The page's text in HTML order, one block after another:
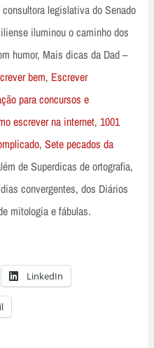
legislativa do Senado
iluminou o caminho dos
humor, Mais dicas da Dad –
bem, Escrever
para concursos e
escrever na internet, 1001
, Sete pecados da
de Superdicas de ortografia,
convergentes, dos Diários
mitologia e fábulas.
LinkedIn